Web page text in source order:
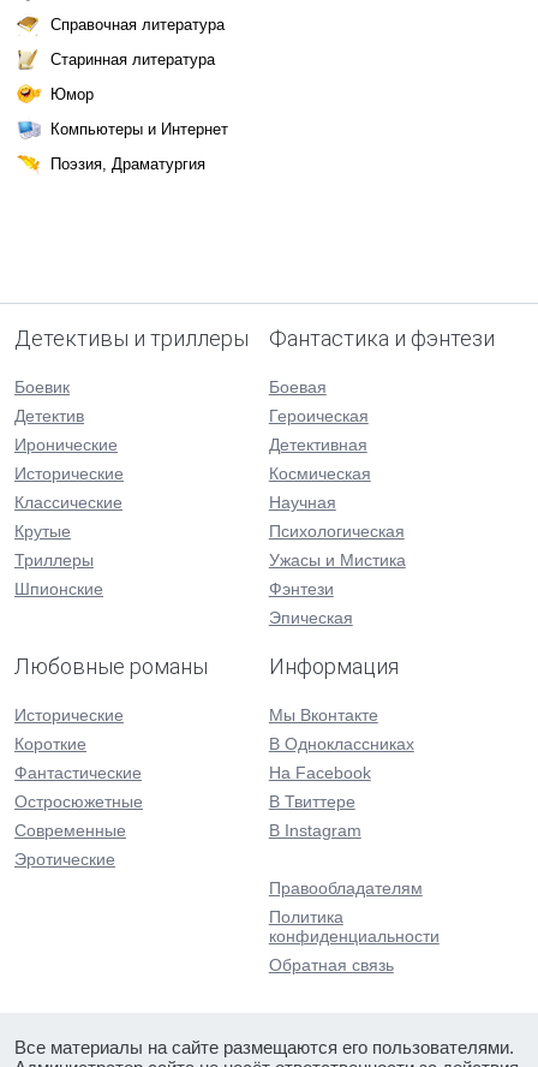
Справочная литература
Старинная литература
Юмор
Компьютеры и Интернет
Поэзия, Драматургия
Детективы и триллеры
Боевик
Детектив
Иронические
Исторические
Классические
Крутые
Триллеры
Шпионские
Фантастика и фэнтези
Боевая
Героическая
Детективная
Космическая
Научная
Психологическая
Ужасы и Мистика
Фэнтези
Эпическая
Любовные романы
Исторические
Короткие
Фантастические
Остросюжетные
Современные
Эротические
Информация
Мы Вконтакте
В Одноклассниках
На Facebook
В Твиттере
В Instagram
Правообладателям
Политика
конфиденциальности
Обратная связь
Все материалы на сайте размещаются его пользователями.